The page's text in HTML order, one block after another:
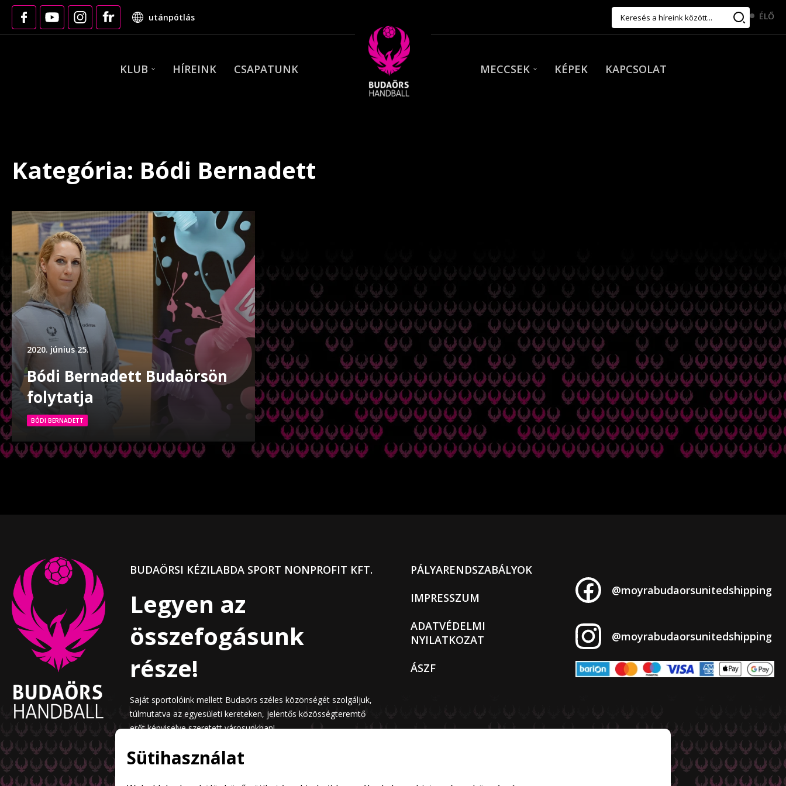
utánpótlás ÉLŐ
KLUB HÍREINK CSAPATUNK MECCSEK KÉPEK KAPCSOLAT
Kategória: Bódi Bernadett
2020. június 25.
Bódi Bernadett Budaörsön
folytatja
BÓDI BERNADETT
BUDAÖRSI KÉZILABDA SPORT NONPROFIT KFT.
Legyen az
összefogásunk
része!
Saját sportolóink mellett Budaörs széles közönségét szolgáljuk,
túlmutatva az egyesületi kereteken, jelentős közösségteremtő
erőt képviselve szeretett városunkban!
PÁLYARENDSZABÁLYOK
IMPRESSZUM
ADATVÉDELMI
NYILATKOZAT
ÁSZF
@moyrabudaorsunitedshipping
@moyrabudaorsunitedshipping
Sütihasználat